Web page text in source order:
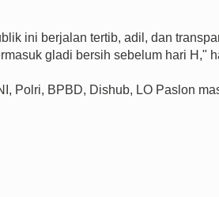
ini berjalan tertib, adil, dan
gladi bersih sebelum hari H,"
Polri, BPBD, Dishub, LO Paslon